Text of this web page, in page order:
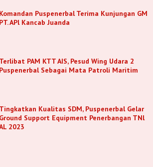
Komandan Puspenerbal Terima Kunjungan GM
PT. APl Kancab Juanda
Terlibat PAM KTT AIS, Pesud Wing Udara 2
Puspenerbal Sebagai Mata Patroli Maritim
Tingkatkan Kualitas SDM, Puspenerbal Gelar
Ground Support Equipment Penerbangan TNl
2023